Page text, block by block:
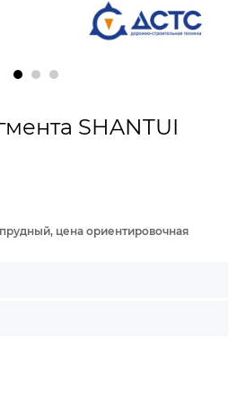
SHANTUI
цена ориентировочная
(БРЕНД ТОРГОВЫЙ):